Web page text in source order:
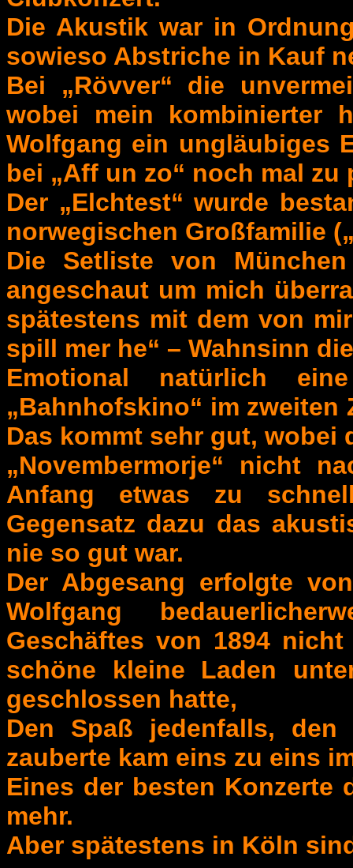
Die Akustik war in
sowieso Abstriche in Kauf
Bei „Rövver“ die
wobei mein kombinierter
Wolfgang ein ungläubiges
bei „Aff un zo“ noch mal zu
Der „Elchtest“ wurde
norwegischen Großfamilie
Die Setliste von
angeschaut um mich
spätestens mit dem von
spill mer he“ – Wahnsinn
Emotional natürlich
„Bahnhofskino“ im
Das kommt sehr gut, wobei
„Novembermorje“ nicht
Anfang etwas zu
Gegensatz dazu das
nie so gut war.
Der Abgesang erfolgte
Wolfgang
Geschäftes von 1894
schöne kleine Laden
geschlossen hatte,
Den Spaß jedenfalls,
zauberte kam eins zu eins
Eines der besten
mehr.
Aber spätestens in Köln